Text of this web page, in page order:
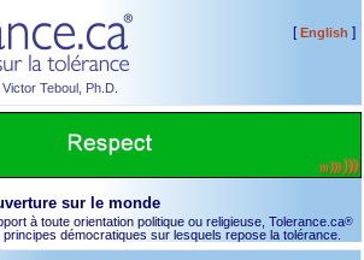
Teboul, Ph.D.
[English ]
sur le monde
à toute orientation politique ou religieuse, Tolerance.ca®
démocratiques sur lesquels repose la tolérance.